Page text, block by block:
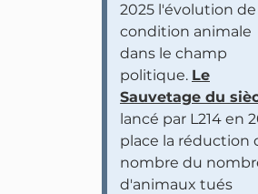
2025 l'évolution de
condition animale
dans le champ
politique. Le
Sauvetage du
lancé par L214 en
place la réduction
nombre du
d'animaux tués